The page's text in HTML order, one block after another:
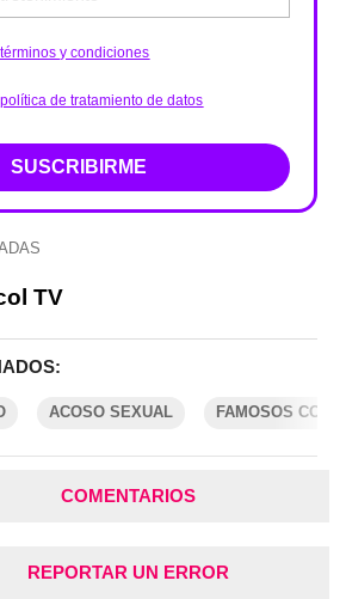
y condiciones
de tratamiento de datos
SUSCRIBIRME
TV
ACOSO SEXUAL FAMOSOS
COMENTARIOS
REPORTAR UN ERROR